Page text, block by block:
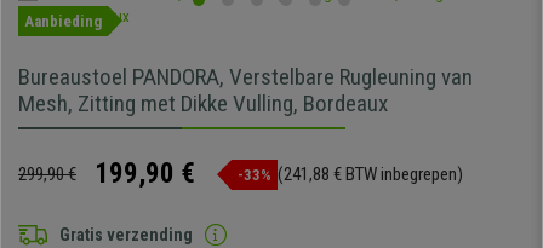
Aanbieding
Bureaustoel PANDORA, Verstelbare Rugleuning van
Mesh, Zitting met Dikke Vulling, Bordeaux
299,90 € 199,90 € -33% (241,88 € BTW inbegrepen)
Gratis verzending